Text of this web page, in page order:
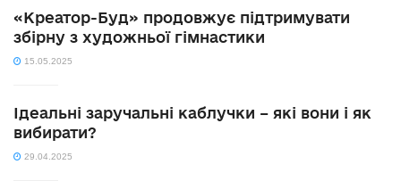
«Креатор-Буд» продовжує підтримувати
збірну з художньої гімнастики
15.05.2025
Ідеальні заручальні каблучки – які вони і як
вибирати?
29.04.2025